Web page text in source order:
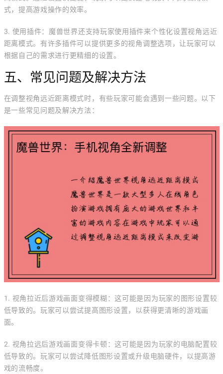
式，提高游戏操作的效率。
3. 使用插件：魔兽世界还支持玩家使用插件来个性化设置视角远近
距离模式。有许多插件可以提供更多的视角调整选项，让玩家可以
根据自己的需求进行更精细的设置。
五、常见问题及解决方法
在调整视角远近距离模式时，有些玩家可能会遇到一些问题。以下
是一些常见问题及解决方法：
1. 视角拉近后游戏画面变得模糊：这可能是因为玩家的图形设置较
低导致的。玩家可以尝试提高图形设置，以获得更清晰的游戏画
面。
2. 视角拉远后游戏画面变得卡顿：这可能是因为玩家的电脑配置较
低导致的。玩家可以尝试降低图形设置或升级电脑硬件，以提高游
戏的流畅度。